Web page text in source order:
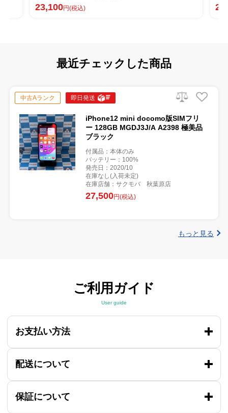
23,100円(税込)
最近チェックした商品
中古Aランク 即日発送
iPhone12 mini docomo版SIMフリ
ー 128GB MGDJ3J/A A2398 極美品
ブラック
付属品：本体のみ
バッテリー：100%
発売日：2020/10
在庫なし(入荷未定)
在庫店舗：サクモバ 秋葉原店
27,500円(税込)
もっと見る
ご利用ガイド
User guide
お支払い方法
配送について
保証について